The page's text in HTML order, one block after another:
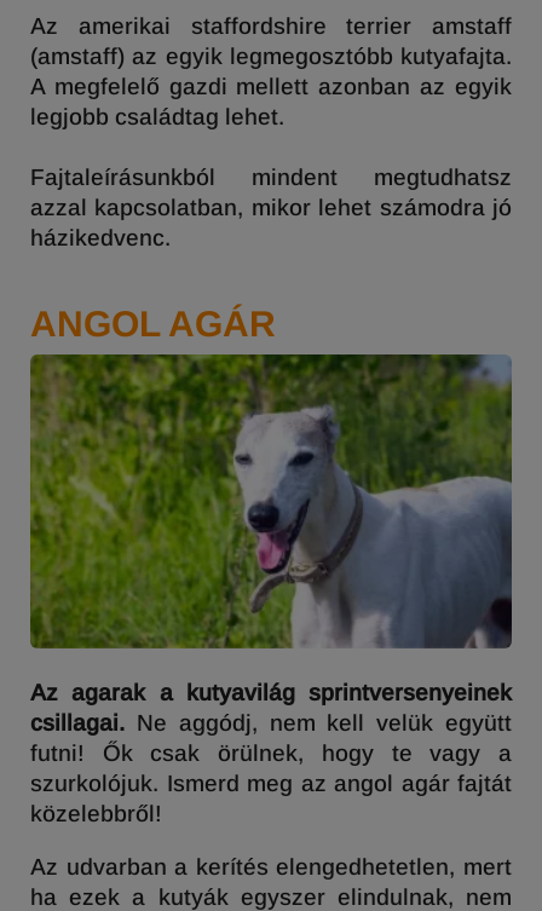
Az amerikai staffordshire terrier amstaff
(amstaff) az egyik legmegosztóbb kutyafajta.
A megfelelő gazdi mellett azonban az egyik
legjobb családtag lehet.
Fajtaleírásunkból mindent megtudhatsz
azzal kapcsolatban, mikor lehet számodra jó
házikedvenc.
ANGOL AGÁR
Az agarak a kutyavilág sprintversenyeinek
csillagai. Ne aggódj, nem kell velük együtt
futni! Ők csak örülnek, hogy te vagy a
szurkolójuk. Ismerd meg az angol agár fajtát
közelebbről!
Az udvarban a kerítés elengedhetetlen, mert
ha ezek a kutyák egyszer elindulnak, nem